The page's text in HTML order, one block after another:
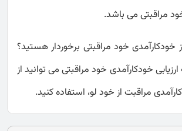
مراقبتی می باشد.
خودکارآمدی خود مراقبتی برخوردار هستید؟
خودکارآمدی خود مراقبتی می توانید از
مراقبت از خود لو، استفاده کنید.